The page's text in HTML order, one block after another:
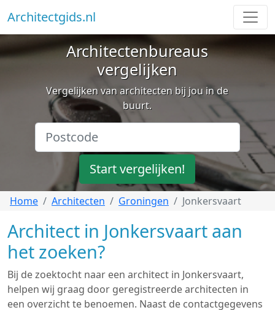
Architectgids.nl
Architectenbureaus
vergelijken
Vergelijken van architecten bij jou in de
buurt.
Start vergelijken!
Home Architecten Groningen Jonkersvaart
Architect in Jonkersvaart aan
het zoeken?
Bij de zoektocht naar een architect in Jonkersvaart,
helpen wij graag door geregistreerde architecten in
een overzicht te benoemen. Naast de contactgegevens